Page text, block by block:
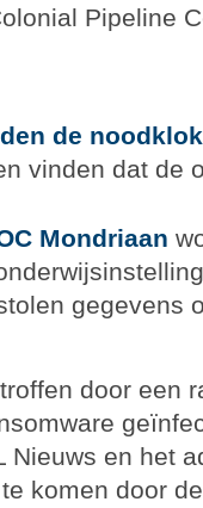
Pipeline
de noodklok
vinden dat de
Mondriaan
gegevens
door een
Nieuws en het
komen door